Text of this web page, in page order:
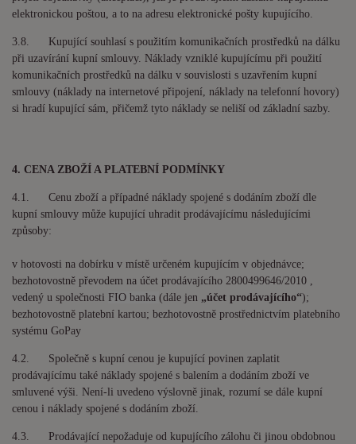
elektronickou poštou, a to na adresu elektronické pošty kupujícího.
3.8. Kupující souhlasí s použitím komunikačních prostředků na dálku
při uzavírání kupní smlouvy. Náklady vzniklé kupujícímu při použití
komunikačních prostředků na dálku v souvislosti s uzavřením kupní
smlouvy (náklady na internetové připojení, náklady na telefonní hovory)
si hradí kupující sám, přičemž tyto náklady se neliší od základní sazby.
4. CENA ZBOŽÍ A PLATEBNÍ PODMÍNKY
4.1. Cenu zboží a případné náklady spojené s dodáním zboží dle
kupní smlouvy může kupující uhradit prodávajícímu následujícími
způsoby:
v hotovosti na dobírku v místě určeném kupujícím v objednávce;
bezhotovostně převodem na účet prodávajícího 2800499646/2010 ,
vedený u společnosti FIO banka (dále jen „účet prodávajícího“);
bezhotovostně platební kartou; bezhotovostně prostřednictvím platebního
systému GoPay
4.2. Společně s kupní cenou je kupující povinen zaplatit
prodávajícímu také náklady spojené s balením a dodáním zboží ve
smluvené výši. Není-li uvedeno výslovně jinak, rozumí se dále kupní
cenou i náklady spojené s dodáním zboží.
4.3. Prodávající nepožaduje od kupujícího zálohu či jinou obdobnou